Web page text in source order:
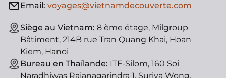
Email: voyages@vietnamdecouverte.com
Siège au Vietnam: 8 ème étage, Milgroup
Bâtiment, 214B rue Tran Quang Khai, Hoan
Kiem, Hanoi
Bureau en Thaïlande: ITF-Silom, 160 Soi
Naradhiwas Rajanagarindra 1, Suriya Wong,